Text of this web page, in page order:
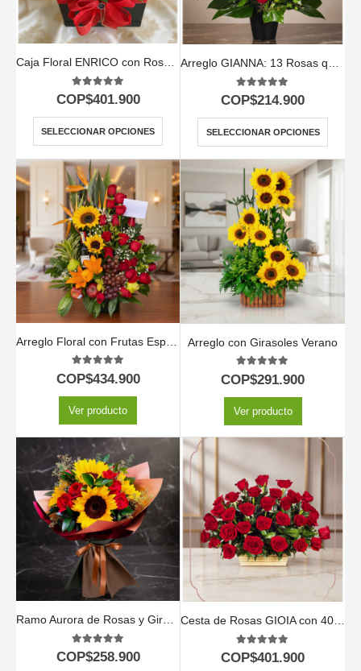
5.00out of 5
COP$401.900
SELECCIONAR OPCIONES
5.00out of 5
COP$214.900
SELECCIONAR OPCIONES
5.00out of 5
COP$434.900
Ver producto
Arreglo con Girasoles Verano
5.00out of 5
COP$291.900
Ver producto
Ramo Aurora de Rosas y Girasoles | Ilumina el Día con Amor 💖
5.00out of 5
COP$258.900
Cesta de Rosas GIOIA con 40 Flores para Regalar 🌹
5.00out of 5
COP$401.900